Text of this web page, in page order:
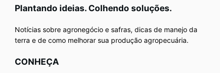
Plantando ideias. Colhendo soluções.
Notícias sobre agronegócio e safras, dicas de manejo da
terra e de como melhorar sua produção agropecuária.
CONHEÇA